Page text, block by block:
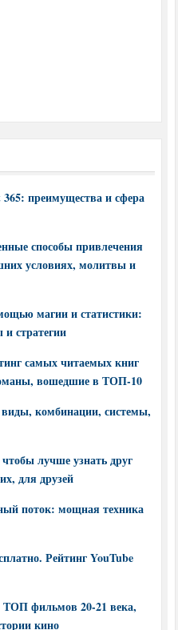
преимущества и сфера
способы привлечения
условиях, молитвы и
магии и статистики:
и стратегии
самых читаемых книг
вошедшие в ТОП-10
комбинации, системы,
лучше узнать друг
для друзей
поток: мощная техника
Рейтинг YouTube
фильмов 20-21 века,
кино